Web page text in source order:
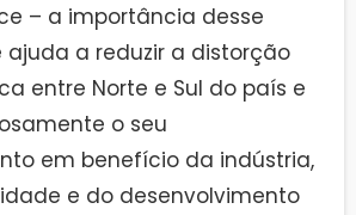
– a importância desse
a reduzir a distorção
entre Norte e Sul do país e
o seu
em benefício da indústria,
e do desenvolvimento